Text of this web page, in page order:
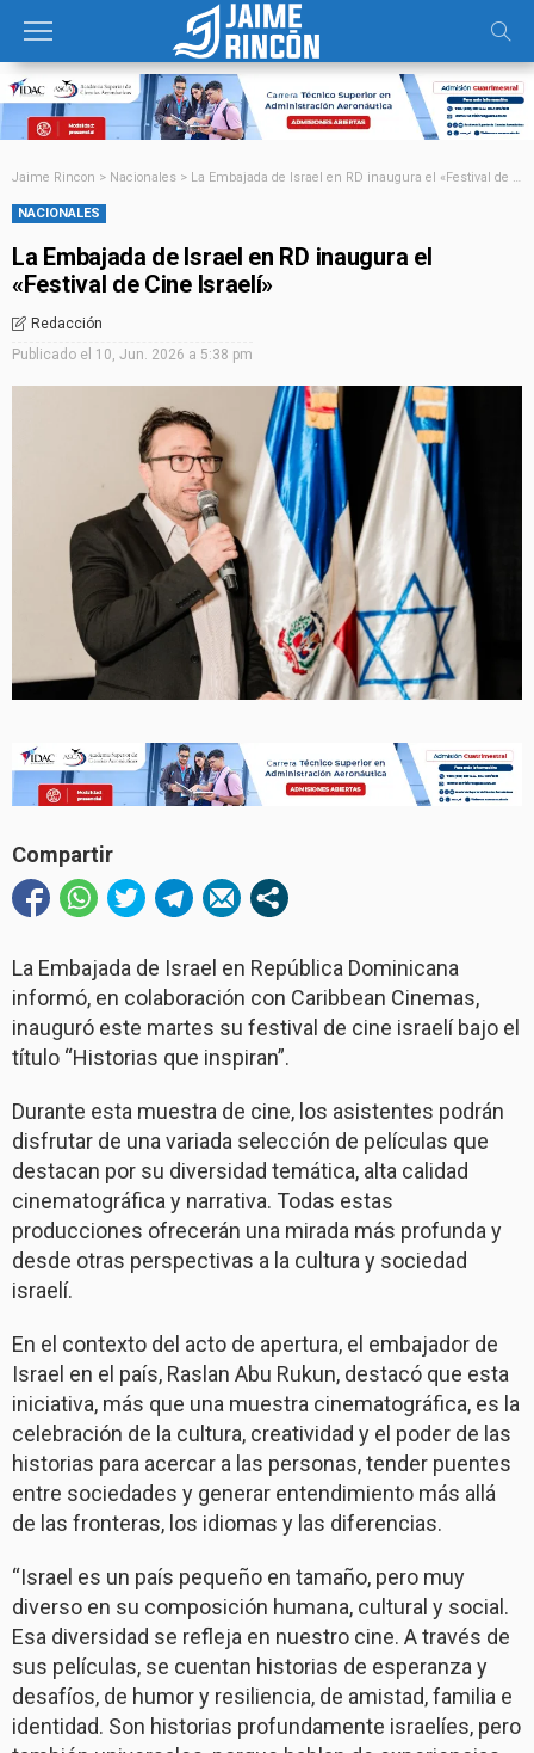
Jaime Rincon > Nacionales > La Embajada de Israel en RD inaugura el «Festival de Cine Israelí»
NACIONALES
La Embajada de Israel en RD inaugura el
«Festival de Cine Israelí»
Redacción
Publicado el 10, Jun. 2026 a 5:38 pm
Compartir
La Embajada de Israel en República Dominicana
informó, en colaboración con Caribbean Cinemas,
inauguró este martes su festival de cine israelí bajo el
título “Historias que inspiran”.
Durante esta muestra de cine, los asistentes podrán
disfrutar de una variada selección de películas que
destacan por su diversidad temática, alta calidad
cinematográfica y narrativa. Todas estas
producciones ofrecerán una mirada más profunda y
desde otras perspectivas a la cultura y sociedad
israelí.
En el contexto del acto de apertura, el embajador de
Israel en el país, Raslan Abu Rukun, destacó que esta
iniciativa, más que una muestra cinematográfica, es la
celebración de la cultura, creatividad y el poder de las
historias para acercar a las personas, tender puentes
entre sociedades y generar entendimiento más allá
de las fronteras, los idiomas y las diferencias.
“Israel es un país pequeño en tamaño, pero muy
diverso en su composición humana, cultural y social.
Esa diversidad se refleja en nuestro cine. A través de
sus películas, se cuentan historias de esperanza y
desafíos, de humor y resiliencia, de amistad, familia e
identidad. Son historias profundamente israelíes, pero